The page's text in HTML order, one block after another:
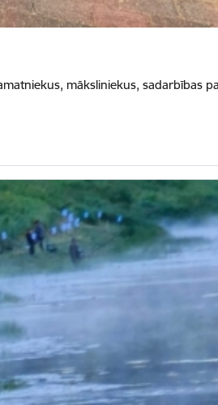
māksliniekus, sadarbības